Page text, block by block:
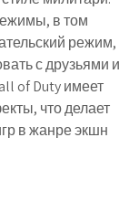
в том
режим,
с друзьями и
of Duty имеет
что делает
в жанре экшн